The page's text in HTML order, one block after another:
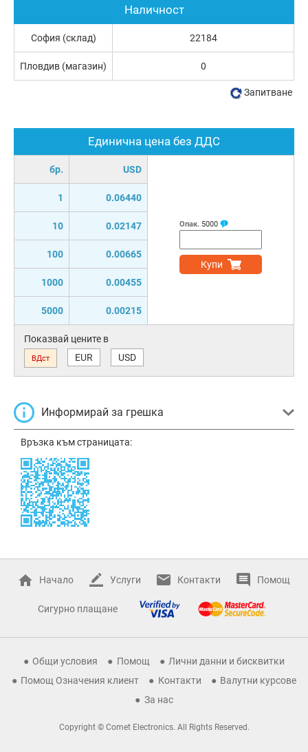
Единична цена без ДДС
бр. USD
1 0.06440
10 0.02147
100 0.00665
1000 0.00455
5000 0.00215
Опак. 5000
Купи
Показвай цените в
ВДст EUR USD
Информирай за грешка
Връзка към страницата:
Наличност
София (склад) 22184
Пловдив (магазин) 0
Запитване
Начало Услуги Контакти Помощ
Сигурно плащане
Общи условия Помощ
Лични данни и бисквитки
Помощ Означения клиент
Контакти
Валутни курсове
За нас
Copyright © Comet Electronics. All Rights Reserved.